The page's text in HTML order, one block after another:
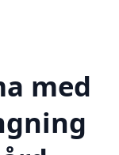
med